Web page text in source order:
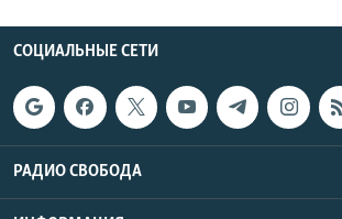
СОЦИАЛЬНЫЕ СЕТИ
РАДИО СВОБОДА